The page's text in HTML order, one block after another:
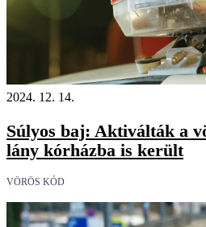
2024. 12. 14.
Súlyos baj: Aktiválták a
lány kórházba is került
VÖRÖS KÓD